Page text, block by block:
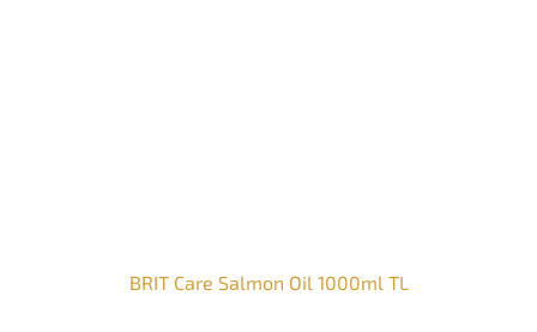
BRIT Care Salmon Oil 1000ml TL